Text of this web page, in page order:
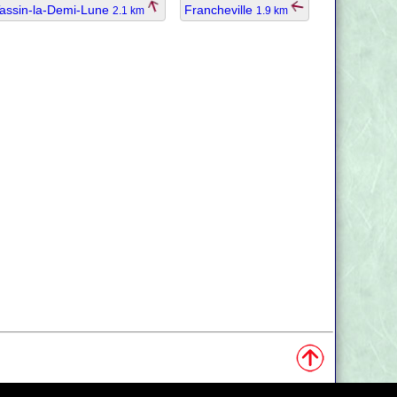
la-Demi-Lune 2.1 km Francheville 1.9 km